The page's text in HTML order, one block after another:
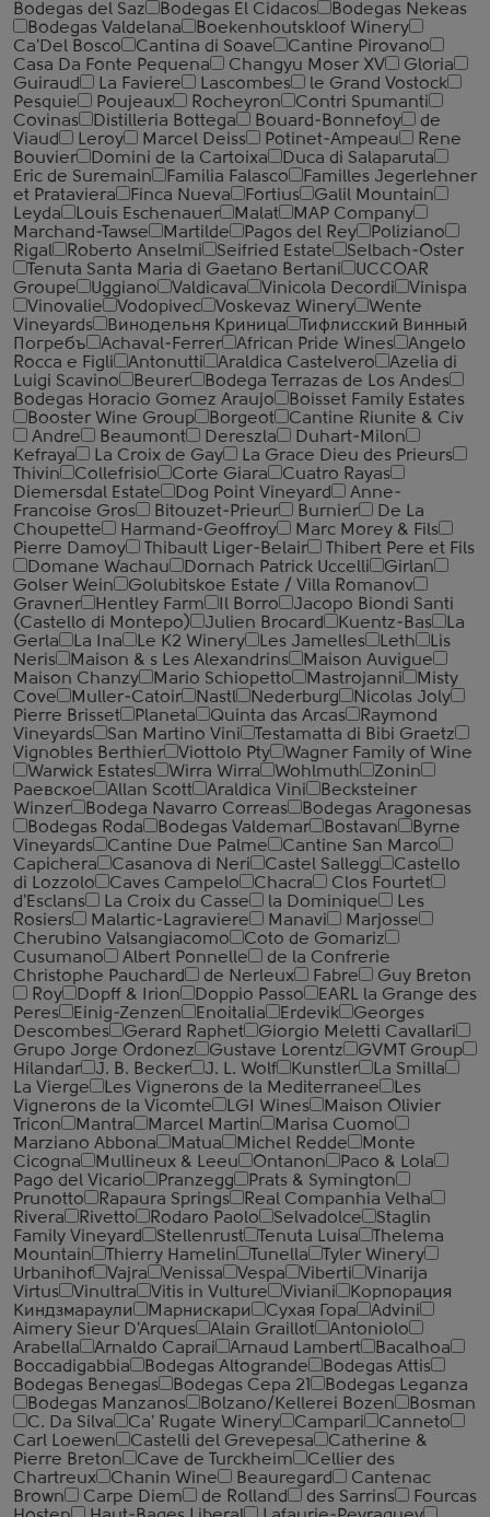
Bodegas del Saz
Bodegas El Cidacos
Bodegas Nekeas
Bodegas Valdelana
Boekenhoutskloof Winery
Ca'Del Bosco
Cantina di Soave
Cantine Pirovano
Casa Da Fonte Pequena
Changyu Moser XV
Gloria
Guiraud
La Faviere Lascombes
le Grand Vostock
Pesquie
Poujeaux Rocheyron
Contri Spumanti
Covinas
Distilleria Bottega Bouard-Bonnefoy
de
Viaud
Leroy Marcel Deiss Potinet-Ampeau
Rene
Bouvier
Domini de la Cartoixa
Duca di Salaparuta
Eric de Suremain
Familia Falasco
Familles Jegerlehner
et Prataviera
Finca Nueva Fortius
Galil Mountain
Leyda
Louis Eschenauer Malat
MAP Company
Marchand-Tawse
Martilde Pagos del Rey
Poliziano
Rigal
Roberto Anselmi Seifried Estate
Selbach-Oster
Tenuta Santa Maria di Gaetano Bertani
UCCOAR
Groupe
Uggiano Valdicava Vinicola Decordi
Vinispa
Vinovalie
Vodopivec Voskevaz Winery
Wente
Vineyards
Винодельня Криница
Тифлисский Винный
Погребъ
Achaval-Ferrer African Pride Wines
Angelo
Rocca е Figli
Antonutti Araldica Castelvero
Azelia di
Luigi Scavino
Beurer
Bodega Terrazas de Los Andes
Bodegas Horacio Gomez Araujo
Boisset Family Estates
Booster Wine Group
Borgeot
Cantine Riunite & Civ
Andre
Beaumont Dereszla
Duhart-Milon
Kefraya
La Croix de Gay
La Grace Dieu des Prieurs
Thivin
Collefrisio Corte Giara
Cuatro Rayas
Diemersdal Estate
Dog Point Vineyard
Anne-
Francoise Gros
Bitouzet-Prieur Burnier
De La
Choupette
Harmand-Geoffroy
Marc Morey & Fils
Pierre Damoy
Thibault Liger-Belair
Thibert Pere et Fils
Domane Wachau
Dornach Patrick Uccelli
Girlan
Golser Wein
Golubitskoe Estate / Villa Romanov
Gravner
Hentley Farm Il Borro
Jacopo Biondi Santi
(Castello di Montepo)
Julien Brocard Kuentz-Bas
La
Gerla
La Ina Le K2 Winery Les Jamelles Leth
Lis
Neris
Maison & s Les Alexandrins
Maison Auvigue
Maison Chanzy
Mario Schiopetto Mastrojanni
Misty
Cove
Muller-Catoir Nastl Nederburg
Nicolas Joly
Pierre Brisset
Planeta Quinta das Arcas
Raymond
Vineyards
San Martino Vini
Testamatta di Bibi Graetz
Vignobles Berthier
Viottolo Pty
Wagner Family of Wine
Warwick Estates
Wirra Wirra Wohlmuth
Zonin
Раевское
Allan Scott Araldica Vini
Becksteiner
Winzer
Bodega Navarro Correas
Bodegas Aragonesas
Bodegas Roda
Bodegas Valdemar Bostavan
Byrne
Vineyards
Cantine Due Palme
Cantine San Marco
Capichera
Casanova di Neri Castel Sallegg
Castello
di Lozzolo
Caves Campelo Chacra
Clos Fourtet
d'Esclans
La Croix du Casse la Dominique
Les
Rosiers
Malartic-Lagraviere Manavi
Marjosse
Cherubino Valsangiacomo
Coto de Gomariz
Cusumano
Albert Ponnelle
de la Confrerie
Christophe Pauchard
de Nerleux Fabre
Guy Breton
Roy
Dopff & Irion Doppio Passo
EARL la Grange des
Peres
Einig-Zenzen Enoitalia Erdevik
Georges
Descombes
Gerard Raphet
Giorgio Meletti Cavallari
Grupo Jorge Ordonez
Gustave Lorentz
GVMT Group
Hilandar
J. B. Becker J. L. Wolf Kunstler
La Smilla
La Vierge
Les Vignerons de la Mediterranee
Les
Vignerons de la Vicomte
LGI Wines
Maison Olivier
Tricon
Mantra Marcel Martin
Marisa Cuomo
Marziano Abbona
Matua Michel Redde
Monte
Cicogna
Mullineux & Leeu Ontanon
Paco & Lola
Pago del Vicario
Pranzegg
Prats & Symington
Prunotto
Rapaura Springs
Real Companhia Velha
Rivera
Rivetto Rodaro Paolo Selvadolce
Staglin
Family Vineyard
Stellenrust Tenuta Luisa
Thelema
Mountain
Thierry Hamelin Tunella
Tyler Winery
Urbanihof
Vajra Venissa Vespa Viberti
Vinarija
Virtus
Vinultra Vitis in Vulture Viviani
Корпорация
Киндзмараули
Марнискари Сухая Гора
Advini
Aimery Sieur D'Arques
Alain Graillot
Antoniolo
Arabella
Arnaldo Caprai Arnaud Lambert
Bacalhoa
Boccadigabbia
Bodegas Altogrande
Bodegas Attis
Bodegas Benegas
Bodegas Cepa 21
Bodegas Leganza
Bodegas Manzanos
Bolzano/Kellerei Bozen
Bosman
C. Da Silva
Ca' Rugate Winery Campari
Canneto
Carl Loewen
Castelli del Grevepesa
Catherine &
Pierre Breton
Cave de Turckheim
Cellier des
Chartreux
Chanin Wine Beauregard
Cantenac
Brown
Carpe Diem de Rolland des Sarrins
Fourcas